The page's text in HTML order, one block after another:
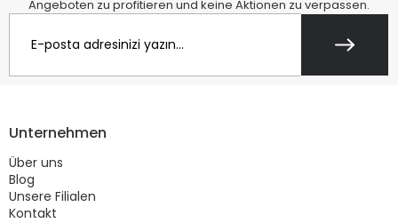
Angeboten zu profitieren und keine Aktionen zu verpassen.
Unternehmen
Über uns
Blog
Unsere Filialen
Kontakt